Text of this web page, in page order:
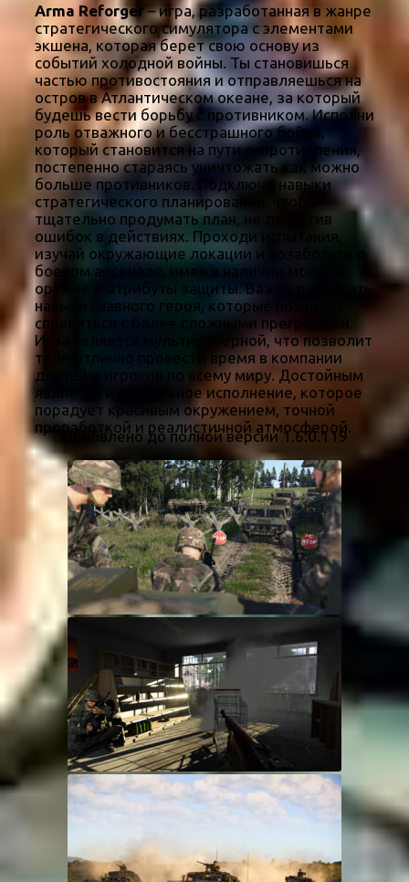
Arma Reforger– игра, разработанная в жанре
стратегического симулятора с элементами
экшена, которая берет свою основу из
событий холодной войны. Ты становишься
частью противостояния и отправляешься на
остров в Атлантическом океане, за который
будешь вести борьбу с противником. Исполни
роль отважного и бесстрашного бойца,
который становится на пути сопротивления,
постепенно стараясь уничтожать как можно
больше противников. Подключи навыки
стратегического планирования, чтобы
тщательно продумать план, не допустив
ошибок в действиях. Проходи испытания,
изучай окружающие локации и позаботься о
боевом арсенале, имея в наличии мощное
оружие и атрибуты защиты. Важно развивать
навыки главного героя, которые позволят
справиться с более сложными преградами.
Игра является мультиплеерной, что позволит
тебе отлично провести время в компании
друзей и игроков по всему миру. Достойным
является и визуальное исполнение, которое
порадует красивым окружением, точной
проработкой и реалистичной атмосферой.
Обновлено до полной версии 1.6.0.119